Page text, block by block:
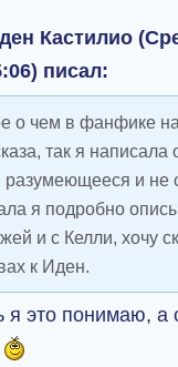
Кастилио
писал:
о чем в фанфике
так я
разумеющееся и не
я подробно
и с Келли, хочу
к Иден.
я это понимаю, а